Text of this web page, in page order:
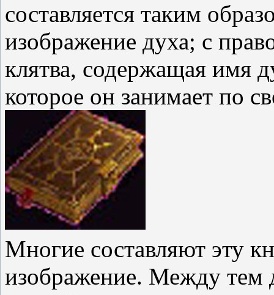
составляется таким
изображение духа; с
клятва, содержащая имя
которое он занимает по
Многие составляют эту
изображение. Между тем